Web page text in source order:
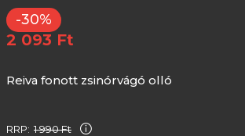
-30%
2 093 Ft
Reiva fonott zsinórvágó olló
RRP: 1 990 Ft